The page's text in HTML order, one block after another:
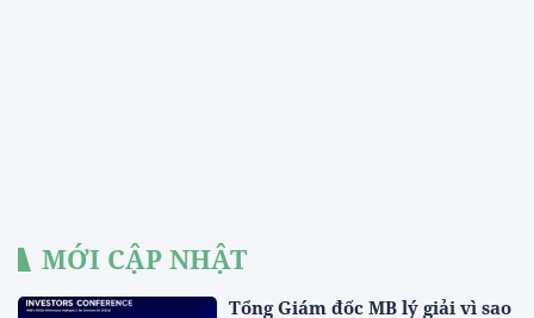
MỚI CẬP NHẬT
Tổng Giám đốc MB lý giải vì sao